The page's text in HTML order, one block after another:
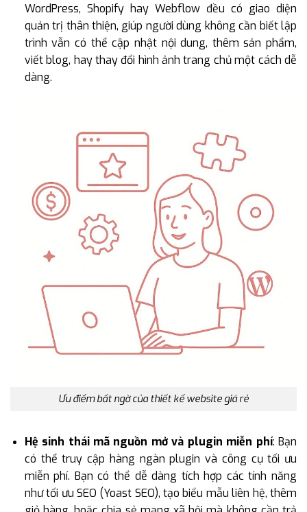
WordPress, Shopify hay Webflow đều có giao diện
quản trị thân thiện, giúp người dùng không cần biết lập
trình vẫn có thể cập nhật nội dung, thêm sản phẩm,
viết blog, hay thay đổi hình ảnh trang chủ một cách dễ
dàng.
Ưu điểm bất ngờ của thiết kế website giá rẻ
Hệ sinh thái mã nguồn mở và plugin miễn phí: Bạn
có thể truy cập hàng ngàn plugin và công cụ tối ưu
miễn phí. Bạn có thể dễ dàng tích hợp các tính năng
như tối ưu SEO (Yoast SEO), tạo biểu mẫu liên hệ, thêm